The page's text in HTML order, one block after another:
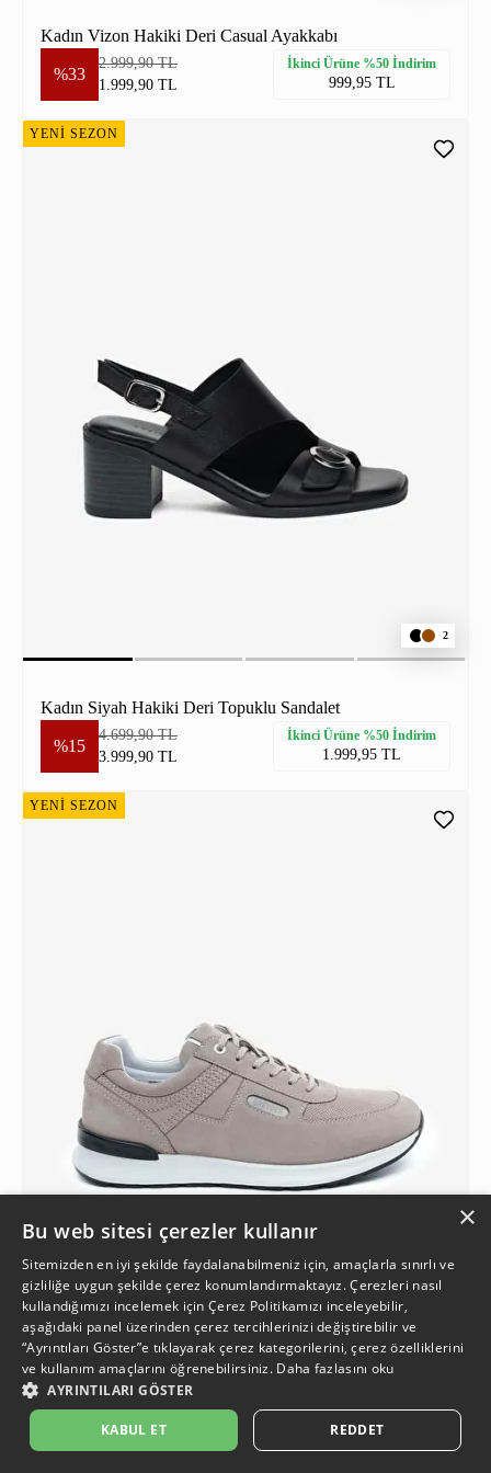
Kadın Vizon Hakiki Deri Casual Ayakkabı
%33
2.999,90 TL
1.999,90 TL
İkinci Ürüne %50 İndirim
999,95 TL
YENİ SEZON
2
Kadın Siyah Hakiki Deri Topuklu Sandalet
%15
4.699,90 TL
3.999,90 TL
İkinci Ürüne %50 İndirim
1.999,95 TL
YENİ SEZON
Erkek Vizon Hakiki Deri Nubuk Sneaker Ayakkabı
6.699,90 TL
5.999,90 TL
İkinci Ürüne %50 İndirim
2.999,95 TL
×
Bu web sitesi çerezler kullanır
Sitemizden en iyi şekilde faydalanabilmeniz için, amaçlarla sınırlı ve
gizliliğe uygun şekilde çerez konumlandırmaktayız. Çerezleri nasıl
kullandığımızı incelemek içinÇerez Politikamızı inceleyebilir,
aşağıdaki panel üzerinden çerez tercihlerinizi değiştirebilir ve
“Ayrıntıları Göster”e tıklayarak çerez kategorilerini, çerez özelliklerini
ve kullanım amaçlarını öğrenebilirsiniz. Daha fazlasını oku
AYRINTILARI GÖSTER
KABUL ET REDDET